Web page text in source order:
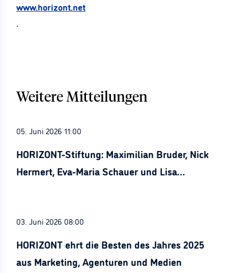
www.horizont.net
.
Weitere Mitteilungen
05. Juni 2026 11:00
HORIZONT-Stiftung: Maximilian Bruder, Nick
Hermert, Eva-Maria Schauer und Lisa
03. Juni 2026 08:00
HORIZONT ehrt die Besten des Jahres 2025
aus Marketing, Agenturen und Medien